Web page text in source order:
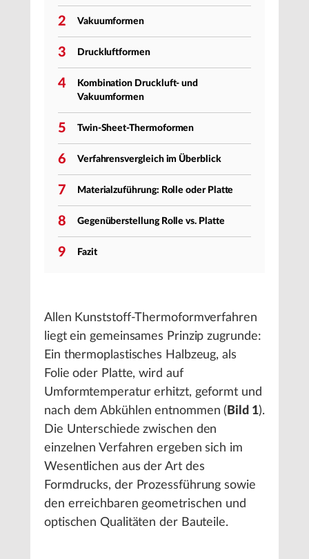
2 Vakuumformen
3 Druckluftformen
4
Kombination Druckluft- und
Vakuumformen
5 Twin-Sheet-Thermoformen
6 Verfahrensvergleich im Überblick
7 Materialzuführung: Rolle oder Platte
8 Gegenüberstellung Rolle vs. Platte
9 Fazit
Allen Kunststoff-Thermoformverfahren
liegt ein gemeinsames Prinzip zugrunde:
Ein thermoplastisches Halbzeug, als
Folie oder Platte, wird auf
Umformtemperatur erhitzt, geformt und
nach dem Abkühlen entnommen ( Bild 1).
Die Unterschiede zwischen den
einzelnen Verfahren ergeben sich im
Wesentlichen aus der Art des
Formdrucks, der Prozessführung sowie
den erreichbaren geometrischen und
optischen Qualitäten der Bauteile.